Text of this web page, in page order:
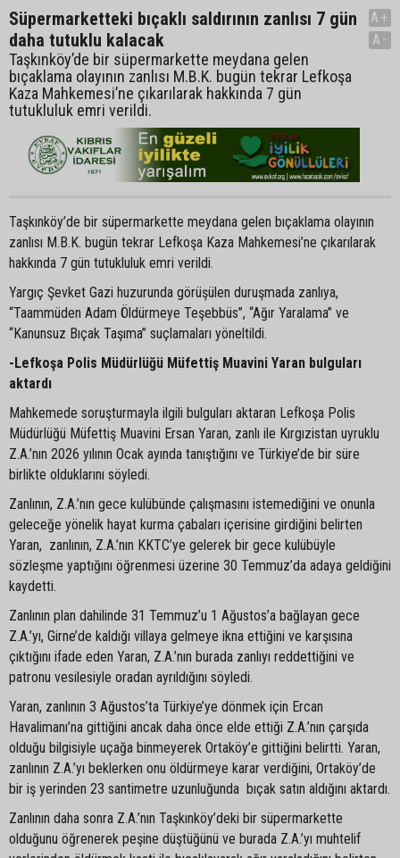
Süpermarketteki bıçaklı saldırının zanlısı 7 gün
daha tutuklu kalacak
Taşkınköy’de bir süpermarkette meydana gelen
bıçaklama olayının zanlısı M.B.K. bugün tekrar Lefkoşa
Kaza Mahkemesi’ne çıkarılarak hakkında 7 gün
tutukluluk emri verildi.
A+
A-
Taşkınköy’de bir süpermarkette meydana gelen bıçaklama olayının
zanlısı M.B.K. bugün tekrar Lefkoşa Kaza Mahkemesi’ne çıkarılarak
hakkında 7 gün tutukluluk emri verildi.
Yargıç Şevket Gazi huzurunda görüşülen duruşmada zanlıya,
“Taammüden Adam Öldürmeye Teşebbüs”, “Ağır Yaralama” ve
“Kanunsuz Bıçak Taşıma” suçlamaları yöneltildi.
-Lefkoşa Polis Müdürlüğü Müfettiş Muavini Yaran bulguları
aktardı
Mahkemede soruşturmayla ilgili bulguları aktaran Lefkoşa Polis
Müdürlüğü Müfettiş Muavini Ersan Yaran, zanlı ile Kırgızistan uyruklu
Z.A.’nın 2026 yılının Ocak ayında tanıştığını ve Türkiye’de bir süre
birlikte olduklarını söyledi.
Zanlının, Z.A.’nın gece kulübünde çalışmasını istemediğini ve onunla
geleceğe yönelik hayat kurma çabaları içerisine girdiğini belirten
Yaran, zanlının, Z.A.’nın KKTC’ye gelerek bir gece kulübüyle
sözleşme yaptığını öğrenmesi üzerine 30 Temmuz’da adaya geldiğini
kaydetti.
Zanlının plan dahilinde 31 Temmuz’u 1 Ağustos’a bağlayan gece
Z.A.’yı, Girne’de kaldığı villaya gelmeye ikna ettiğini ve karşısına
çıktığını ifade eden Yaran, Z.A.’nın burada zanlıyı reddettiğini ve
patronu vesilesiyle oradan ayrıldığını söyledi.
Yaran, zanlının 3 Ağustos’ta Türkiye’ye dönmek için Ercan
Havalimanı’na gittiğini ancak daha önce elde ettiği Z.A.’nın çarşıda
olduğu bilgisiyle uçağa binmeyerek Ortaköy’e gittiğini belirtti. Yaran,
zanlının Z.A.’yı beklerken onu öldürmeye karar verdiğini, Ortaköy’de
bir iş yerinden 23 santimetre uzunluğunda bıçak satın aldığını aktardı.
Zanlının daha sonra Z.A.’nın Taşkınköy’deki bir süpermarkette
olduğunu öğrenerek peşine düştüğünü ve burada Z.A.’yı muhtelif